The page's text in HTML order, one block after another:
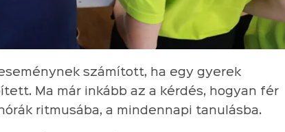
számított, ha egy gyerek
Ma már inkább az a kérdés, hogyan fér
ritmusába, a mindennapi tanulásba.